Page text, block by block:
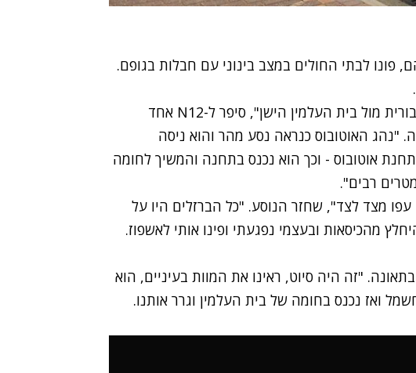
ונוסעת, בשנות ה-40 לחייהם, פונו לבתי החולים במצב בינוני עם חבלות בגופם.
"היה אוטו שעומד על נתיב התחבורה הציבורית מול בית העלמין הישן", סיפר ל-N12 אחד
"נהג האוטובוס כנראה נסע מהר והוא ניסה
אוטובוס - וכך הוא נכנס בתחנה והמשיך לחומה
רבים".
מצד לצד", שחזר הנוסע. "כל הברזלים היו על
מהכיסאות ובעצמי נפגעתי ופינו אותי לאשפוז.
"זה היה סיוט, ראינו את המוות בעיניים, הוא
ואז נכנס בחומה של בית העלמין וגרר אותנו.